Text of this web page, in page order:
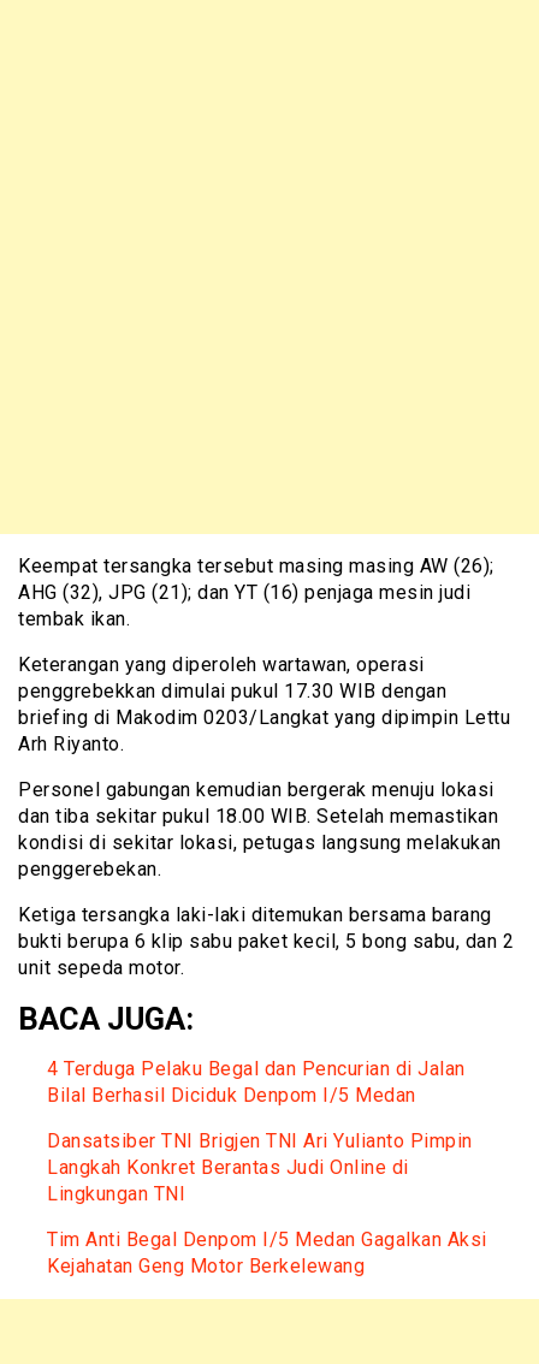
Keempat tersangka tersebut masing masing AW (26);
AHG (32), JPG (21); dan YT (16) penjaga mesin judi
tembak ikan.
Keterangan yang diperoleh wartawan, operasi
penggrebekkan dimulai pukul 17.30 WIB dengan
briefing di Makodim 0203/Langkat yang dipimpin Lettu
Arh Riyanto.
Personel gabungan kemudian bergerak menuju lokasi
dan tiba sekitar pukul 18.00 WIB. Setelah memastikan
kondisi di sekitar lokasi, petugas langsung melakukan
penggerebekan.
Ketiga tersangka laki-laki ditemukan bersama barang
bukti berupa 6 klip sabu paket kecil, 5 bong sabu, dan 2
unit sepeda motor.
BACA JUGA:
4 Terduga Pelaku Begal dan Pencurian di Jalan
Bilal Berhasil Diciduk Denpom I/5 Medan
Dansatsiber TNI Brigjen TNI Ari Yulianto Pimpin
Langkah Konkret Berantas Judi Online di
Lingkungan TNI
Tim Anti Begal Denpom I/5 Medan Gagalkan Aksi
Kejahatan Geng Motor Berkelewang